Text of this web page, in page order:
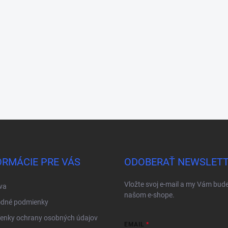
PRE VÁS
podmienky
ochrany osobných údajov
ODOBERAŤ
Vložte svoj e-mail a my Vám
našom e-shope.
EMAIL